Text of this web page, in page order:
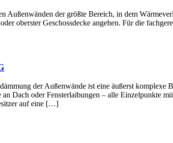
der größte Bereich, in dem
oberster Geschossdecke angehen. Für die
der Außenwände ist eine äußerst komplexe
Dach oder Fensterlaibungen – alle Einzelpunkte
auf eine […]